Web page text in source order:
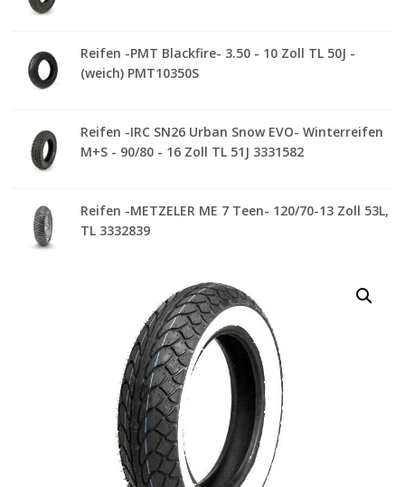
Reifen -PMT Blackfire- 3.50 - 10 Zoll TL 50J -
(weich) PMT10350S
Reifen -IRC SN26 Urban Snow EVO- Winterreifen
M+S - 90/80 - 16 Zoll TL 51J 3331582
Reifen -METZELER ME 7 Teen- 120/70-13 Zoll 53L,
TL 3332839